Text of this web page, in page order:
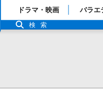
「TBSテレビ」トップページ
番組表
ドラマ・映画 バラエ
検索